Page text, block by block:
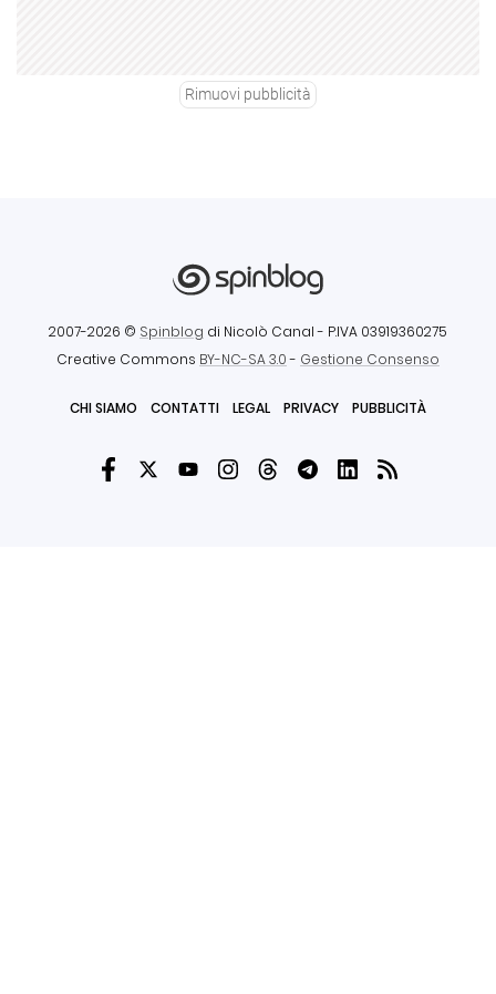
Rimuovi pubblicità
2007-2026 © Spinblog di Nicolò Canal - P.IVA 03919360275
Creative Commons BY-NC-SA 3.0- Gestione Consenso
CHI SIAMO CONTATTI LEGAL PRIVACY PUBBLICITÀ